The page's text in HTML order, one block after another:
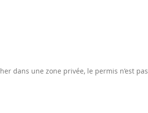
dans une zone privée, le permis n’est pas